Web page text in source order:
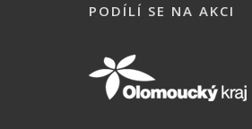
PODÍLÍ SE NA AKCI